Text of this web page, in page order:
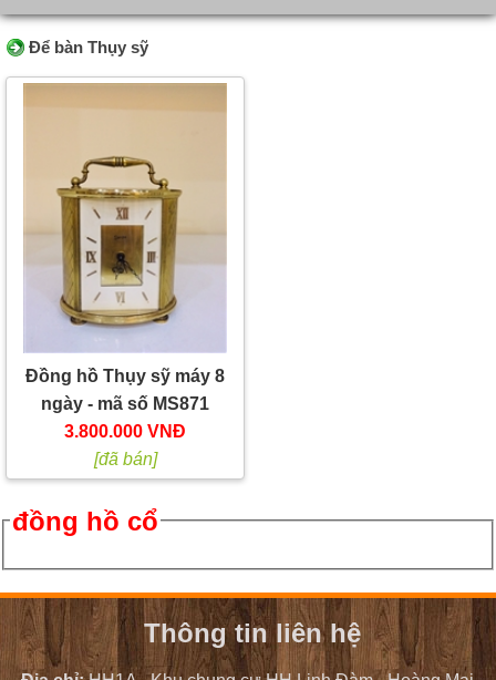
Để bàn Thụy sỹ
Đồng hồ Thụy sỹ máy 8
ngày - mã số MS871
3.800.000 VNĐ
[đã bán]
đồng hồ cổ
Thông tin liên hệ